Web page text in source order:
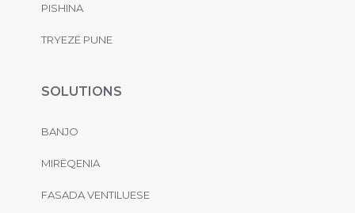
PISHINA
TRYEZË PUNE
SOLUTIONS
BANJO
MIRËQENIA
FASADA VENTILUESE